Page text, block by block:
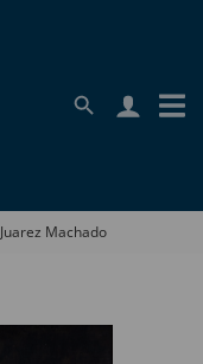
Juarez Machado